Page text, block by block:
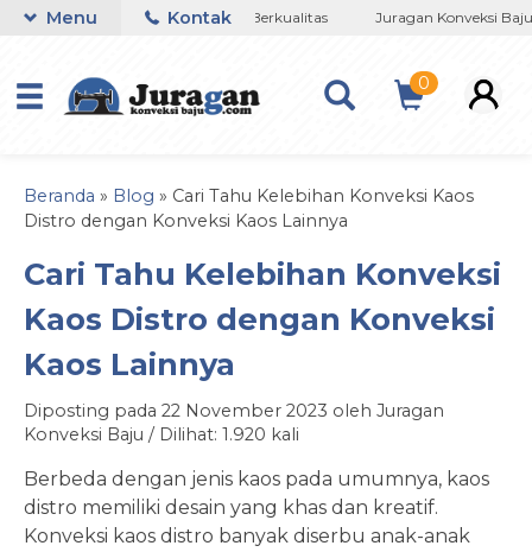
Jujur - Amanah -Terpercaya - Berkualitas Juragan Konveksi Baju
Menu Kontak
0
Beranda » Blog » Cari Tahu Kelebihan Konveksi Kaos
Distro dengan Konveksi Kaos Lainnya
Cari Tahu Kelebihan Konveksi
Kaos Distro dengan Konveksi
Kaos Lainnya
Diposting pada 22 November 2023 oleh Juragan
Konveksi Baju / Dilihat: 1.920 kali
Berbeda dengan jenis kaos pada umumnya, kaos
distro memiliki desain yang khas dan kreatif.
Konveksi kaos distro banyak diserbu anak-anak